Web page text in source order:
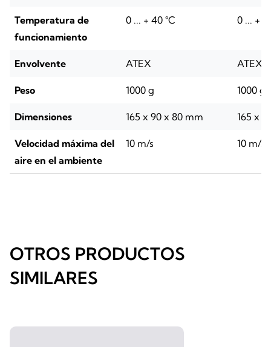
Temperatura de
funcionamiento
0 ... + 40 °C 0 ... +
Envolvente ATEX ATEX
Peso 1000 g 1000 g
Dimensiones 165 x 90 x 80 mm 165 x
Velocidad máxima del
aire en el ambiente
10 m/s 10 m/s
OTROS PRODUCTOS
SIMILARES